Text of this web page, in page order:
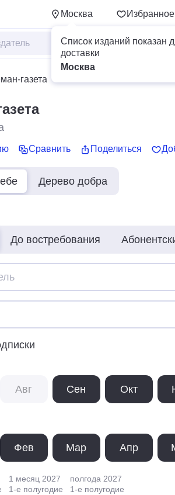
Москва Избранное
Список изданий показан
доставки
Москва
газета
Сравнить Поделиться
Дерево добра
До востребования
Авг Сен Окт
Фев Мар Апр
1 месяц 2027
1-е полугодие
полгода 2027
1-е полугодие